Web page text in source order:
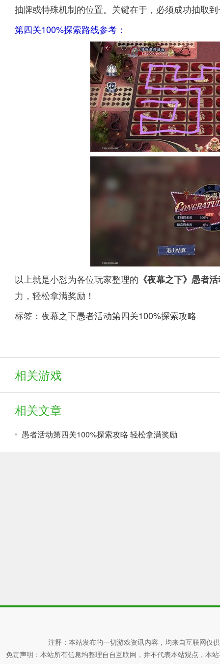
抽牌或特殊机制的位置。关键在于，必须成功抽取
第四关100%探索路线参考：
以上就是小怼为各位玩家整理的 《夜幕之下》愚者
力，轻松拿满奖励！
标签： 夜幕之下愚者活动第四关100%探索攻略
相关游戏
相关文章
愚者活动第四关100%探索攻略 轻松拿满奖励
注释：本站发布的一切游戏资讯内容，均来自互联网仅
免责声明：本站所有信息均整理自自互联网，并不代表本站观点，本